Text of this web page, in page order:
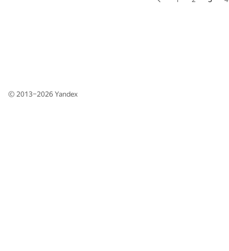
© 2013–2026Yandex